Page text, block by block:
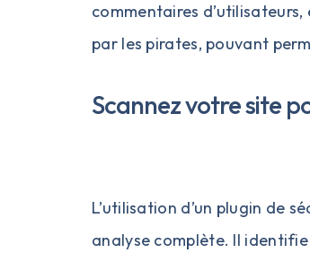
commentaires
par les pirates, pouvant
Scannez votre site
L’utilisation d’un plugin de
analyse complète. Il